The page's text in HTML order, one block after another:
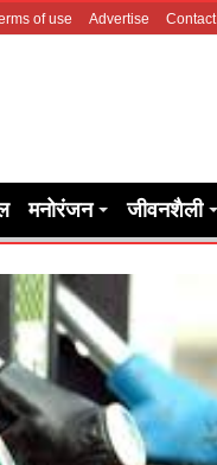
of use Advertise Contact
मनोरंजन जीवनशैली